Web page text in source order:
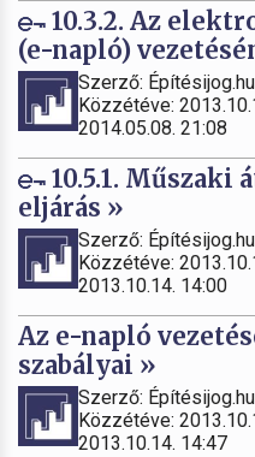
10.3.2. Az
(e-napló)
Szerző: Építésijog.hu
Közzétéve:
2014.05.08. 21:08
10.5.1. Műszaki
eljárás »
Szerző: Építésijog.hu
Közzétéve:
2013.10.14. 14:00
Az e-napló
szabályai »
Szerző: Építésijog.hu
Közzétéve:
2013.10.14. 14:47